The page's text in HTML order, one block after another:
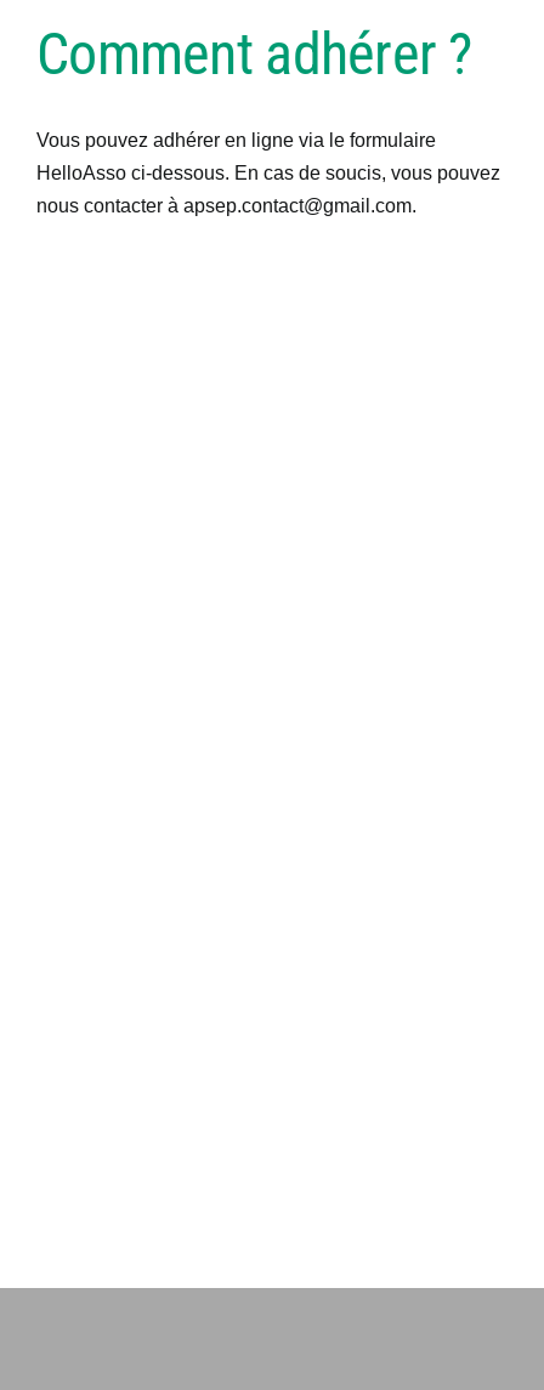
Comment adhérer ?
Vous pouvez adhérer en ligne via le formulaire
HelloAsso ci-dessous. En cas de soucis, vous pouvez
nous contacter à apsep.contact@gmail.com.